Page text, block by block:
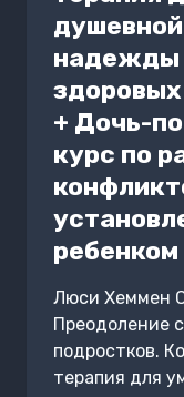
надежды
+ Дочь-
курс по
ребенком
Люси Хеммен
Преодоление
подростков.
терапия для